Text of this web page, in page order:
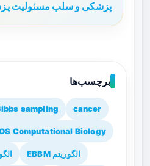
پزشکی و سلب مسئولیت
برچسب‌ها
cancer
sampling
Computational Biology
الگوریتم EBBM